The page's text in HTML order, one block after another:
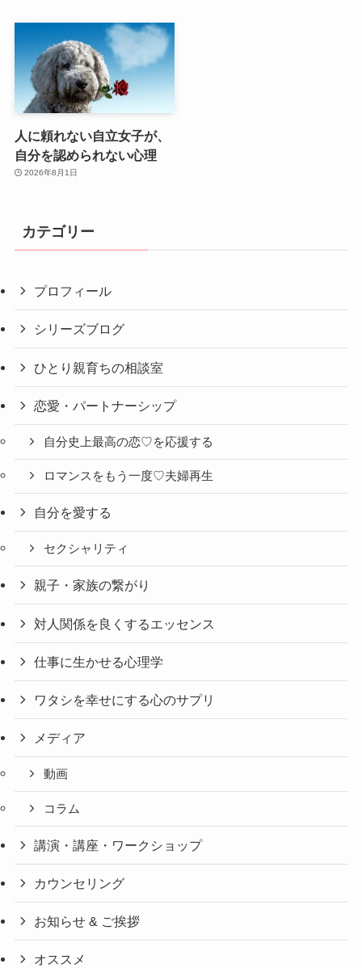
人に頼れない自立女子が、
自分を認められない心理
2026年8月1日
カテゴリー
プロフィール
シリーズブログ
ひとり親育ちの相談室
恋愛・パートナーシップ
自分史上最高の恋♡を応援する
ロマンスをもう一度♡夫婦再生
自分を愛する
セクシャリティ
親子・家族の繋がり
対人関係を良くするエッセンス
仕事に生かせる心理学
ワタシを幸せにする心のサプリ
メディア
動画
コラム
講演・講座・ワークショップ
カウンセリング
お知らせ & ご挨拶
オススメ